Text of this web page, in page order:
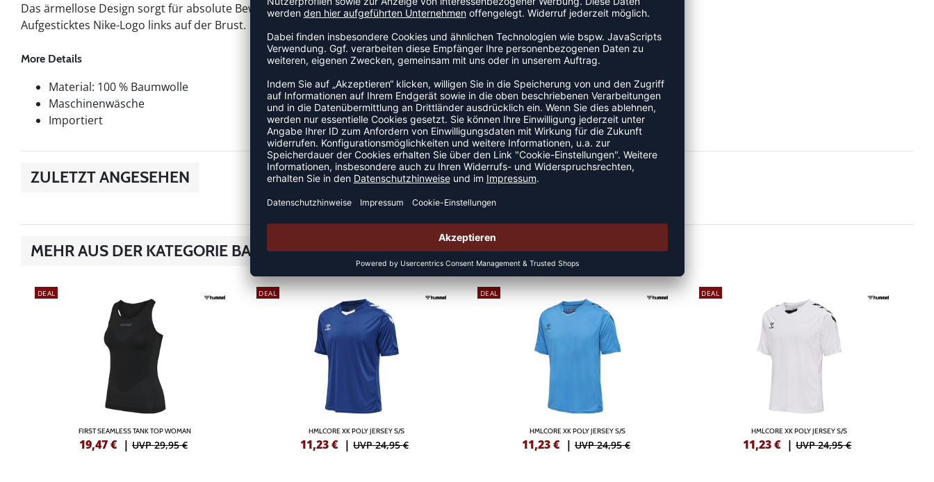
Das ärmellose Design sorgt für absolute Bewegungsfreiheit.
Aufgesticktes Nike-Logo links auf der Brust.
More Details
Material: 100 % Baumwolle
Maschinenwäsche
Importiert
ZULETZT ANGESEHEN
MEHR AUS DER KATEGORIE BASKETBALLTRIKOTS
DEAL
FIRST SEAMLESS TANK TOP WOMAN
19,47€ |UVP 29,95 €
DEAL
HMLCORE XK POLY JERSEY S/S
11,23€ |UVP 24,95 €
DEAL
HMLCORE XK POLY JERSEY S/S
11,23€ |UVP 24,95 €
DEAL
HMLCORE XK POLY JERSEY S/S
11,23€ |UVP 24,95 €